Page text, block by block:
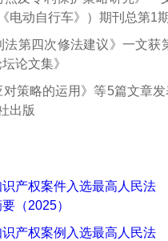
电动自行车》）期刊总第1
法第四次修法建议》一文
论文集》
对策略的运用》等5篇文章
出版
产权案件入选最高人民法
（2025）
产权案例入选最高人民法